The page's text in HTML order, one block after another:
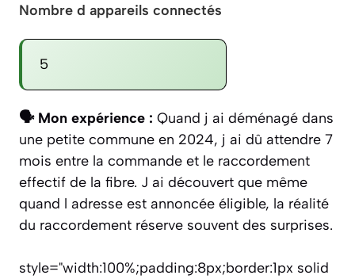
Nombre d appareils connectés
🗣️ Mon expérience : Quand j ai déménagé dans
une petite commune en 2024, j ai dû attendre 7
mois entre la commande et le raccordement
effectif de la fibre. J ai découvert que même
quand l adresse est annoncée éligible, la réalité
du raccordement réserve souvent des surprises.
style="width:100%;padding:8px;border:1px solid